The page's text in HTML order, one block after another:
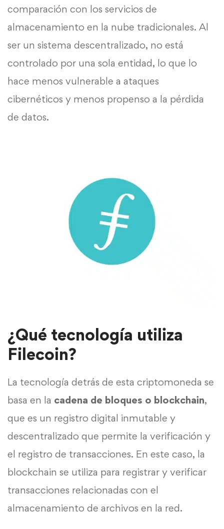
comparación con los servicios de
almacenamiento en la nube tradicionales. Al
ser un sistema descentralizado, no está
controlado por una sola entidad, lo que lo
hace menos vulnerable a ataques
cibernéticos y menos propenso a la pérdida
de datos.
¿Qué tecnología utiliza
Filecoin?
La tecnología detrás de esta criptomoneda se
basa en la cadena de bloques o blockchain,
que es un registro digital inmutable y
descentralizado que permite la verificación y
el registro de transacciones. En este caso, la
blockchain se utiliza para registrar y verificar
transacciones relacionadas con el
almacenamiento de archivos en la red.